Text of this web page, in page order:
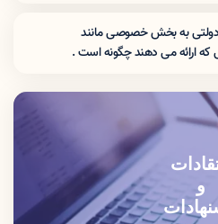
دولتی به بخش خصوصی مانند
که اراِئه می دهند چگونه است .
و